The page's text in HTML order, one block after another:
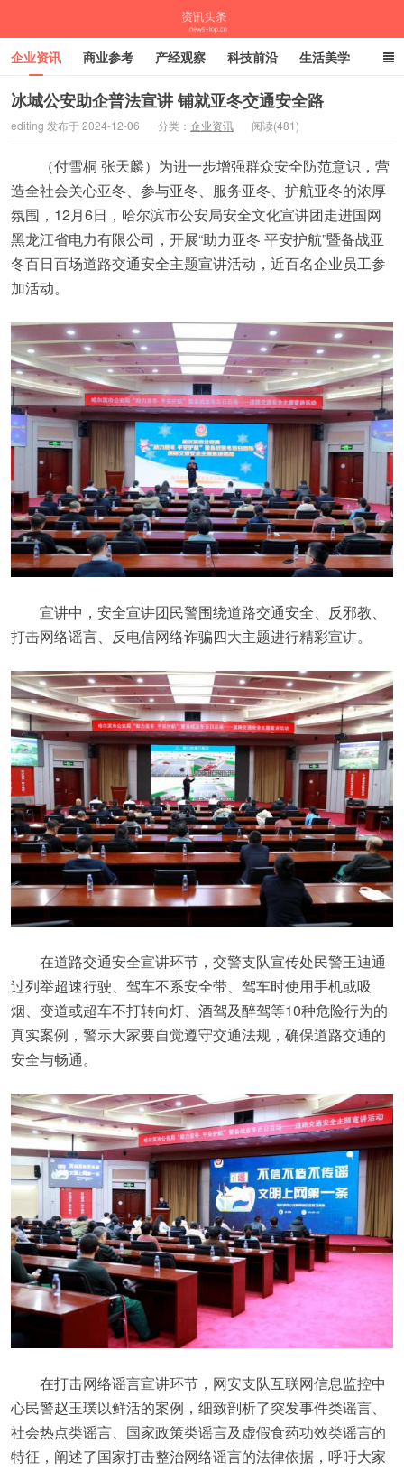
企业资讯 商业参考 产经观察 科技前沿 生活美学
时尚潮流 母婴亲子 专栏
冰城公安助企普法宣讲 铺就亚冬交通安全路
editing 发布于 2024-12-06 分类： 企业资讯 阅读(481)
（付雪桐 张天麟）为进一步增强群众安全防范意识，营
造全社会关心亚冬、参与亚冬、服务亚冬、护航亚冬的浓厚
氛围，12月6日，哈尔滨市公安局安全文化宣讲团走进国网
黑龙江省电力有限公司，开展“助力亚冬 平安护航”暨备战亚
冬百日百场道路交通安全主题宣讲活动，近百名企业员工参
加活动。
宣讲中，安全宣讲团民警围绕道路交通安全、反邪教、
打击网络谣言、反电信网络诈骗四大主题进行精彩宣讲。
在道路交通安全宣讲环节，交警支队宣传处民警王迪通
过列举超速行驶、驾车不系安全带、驾车时使用手机或吸
烟、变道或超车不打转向灯、酒驾及醉驾等10种危险行为的
真实案例，警示大家要自觉遵守交通法规，确保道路交通的
安全与畅通。
在打击网络谣言宣讲环节，网安支队互联网信息监控中
心民警赵玉璞以鲜活的案例，细致剖析了突发事件类谣言、
社会热点类谣言、国家政策类谣言及虚假食药功效类谣言的
特征，阐述了国家打击整治网络谣言的法律依据，呼吁大家